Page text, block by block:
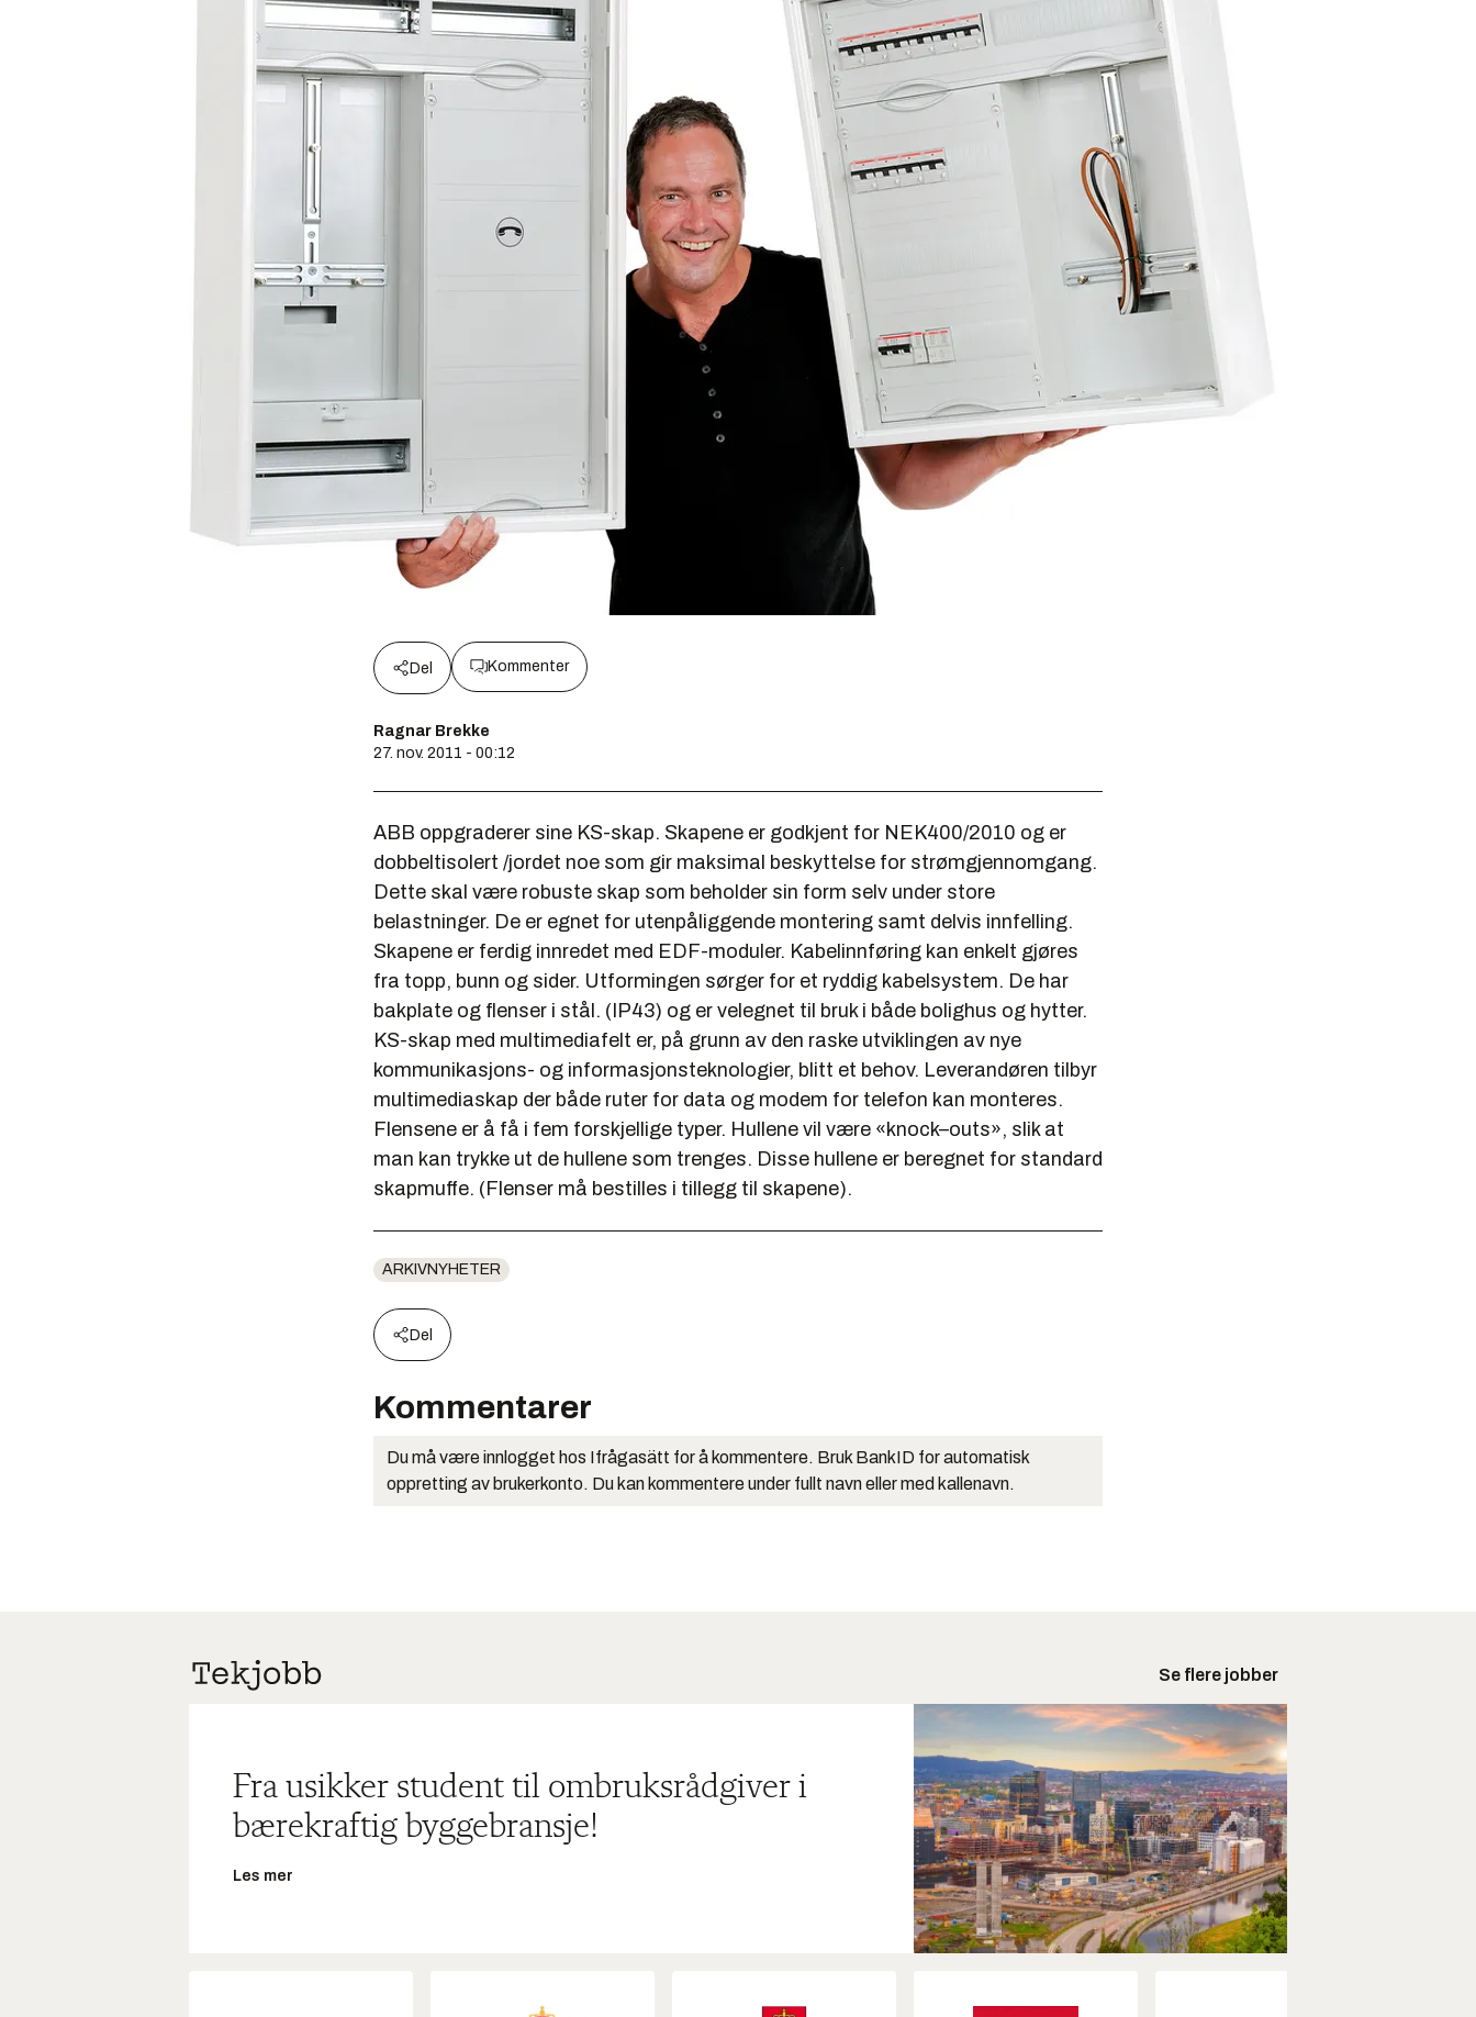
Del Kommenter
Ragnar Brekke
27. nov. 2011 - 00:12
ABB oppgraderer sine KS-skap. Skapene er godkjent for NEK400/2010 og er
dobbeltisolert /jordet noe som gir maksimal beskyttelse for strømgjennomgang.
Dette skal være robuste skap som beholder sin form selv under store
belastninger. De er egnet for utenpåliggende montering samt delvis innfelling.
Skapene er ferdig innredet med EDF-moduler. Kabelinnføring kan enkelt gjøres
fra topp, bunn og sider. Utformingen sørger for et ryddig kabelsystem. De har
bakplate og flenser i stål. (IP43) og er velegnet til bruk i både bolighus og hytter.
KS-skap med multimediafelt er, på grunn av den raske utviklingen av nye
kommunikasjons- og informasjonsteknologier, blitt et behov. Leverandøren tilbyr
multimediaskap der både ruter for data og modem for telefon kan monteres.
Flensene er å få i fem forskjellige typer. Hullene vil være «knock–outs», slik at
man kan trykke ut de hullene som trenges. Disse hullene er beregnet for standard
skapmuffe. (Flenser må bestilles i tillegg til skapene).
ARKIVNYHETER
Del
Kommentarer
Du må være innlogget hos Ifrågasätt for å kommentere. Bruk BankID for automatisk
oppretting av brukerkonto. Du kan kommentere under fullt navn eller med kallenavn.
Se flere jobber
Fra usikker student til ombruksrådgiver i
bærekraftig byggebransje!
Les mer